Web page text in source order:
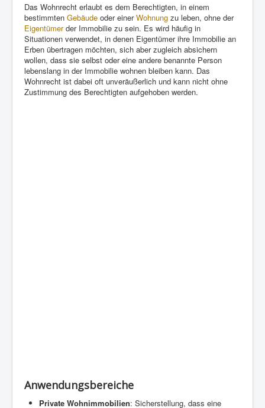
Das Wohnrecht erlaubt es dem Berechtigten, in einem
bestimmten Gebäude oder einerWohnung zu leben, ohne der
Eigentümerder Immobilie zu sein. Es wird häufig in
Situationen verwendet, in denen Eigentümer ihre Immobilie an
Erben übertragen möchten, sich aber zugleich absichern
wollen, dass sie selbst oder eine andere benannte Person
lebenslang in der Immobilie wohnen bleiben kann. Das
Wohnrecht ist dabei oft unveräußerlich und kann nicht ohne
Zustimmung des Berechtigten aufgehoben werden.
Anwendungsbereiche
Private Wohnimmobilien: Sicherstellung, dass eine